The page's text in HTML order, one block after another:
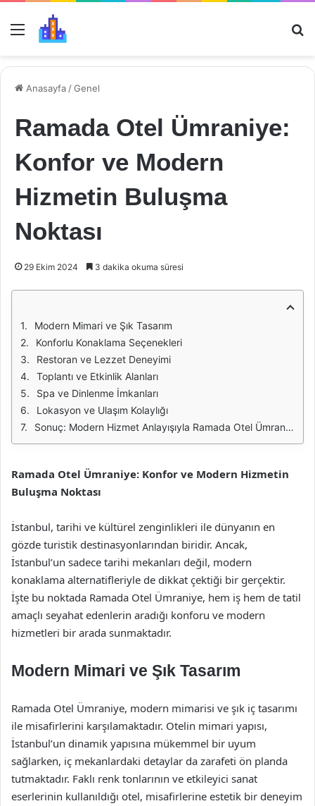
Menü
Anasayfa /Genel
Ramada Otel Ümraniye:
Konfor ve Modern
Hizmetin Buluşma
Noktası
29 Ekim 2024 3 dakika okuma süresi
Modern Mimari ve Şık Tasarım
Konforlu Konaklama Seçenekleri
Restoran ve Lezzet Deneyimi
Toplantı ve Etkinlik Alanları
Spa ve Dinlenme İmkanları
Lokasyon ve Ulaşım Kolaylığı
Sonuç: Modern Hizmet Anlayışıyla Ramada Otel Ümraniye
Ramada Otel Ümraniye: Konfor ve Modern Hizmetin
Buluşma Noktası
İstanbul, tarihi ve kültürel zenginlikleri ile dünyanın en
gözde turistik destinasyonlarından biridir. Ancak,
İstanbul’un sadece tarihi mekanları değil, modern
konaklama alternatifleriyle de dikkat çektiği bir gerçektir.
İşte bu noktada Ramada Otel Ümraniye, hem iş hem de tatil
amaçlı seyahat edenlerin aradığı konforu ve modern
hizmetleri bir arada sunmaktadır.
Modern Mimari ve Şık Tasarım
Ramada Otel Ümraniye, modern mimarisi ve şık iç tasarımı
ile misafirlerini karşılamaktadır. Otelin mimari yapısı,
İstanbul’un dinamik yapısına mükemmel bir uyum
sağlarken, iç mekanlardaki detaylar da zarafeti ön planda
tutmaktadır. Faklı renk tonlarının ve etkileyici sanat
eserlerinin kullanıldığı otel, misafirlerine estetik bir deneyim